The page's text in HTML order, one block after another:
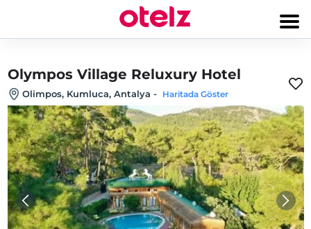
Olympos Village Reluxury Hotel
Olimpos, Kumluca, Antalya - Haritada Göster